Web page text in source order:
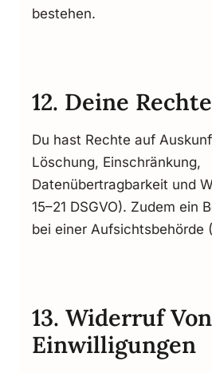
bestehen.
12. Deine Rechte
Du hast Rechte auf
Löschung, Einschränkung,
Datenübertragbarkeit und
15–21 DSGVO). Zudem ein
bei einer Aufsichtsbehörde
13. Widerruf Von
Einwilligungen